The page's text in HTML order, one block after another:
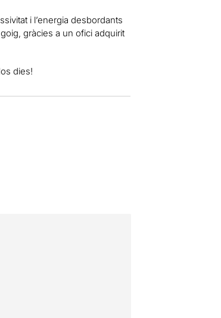
i l’energia desbordants
gràcies a un ofici adquirit
dies!